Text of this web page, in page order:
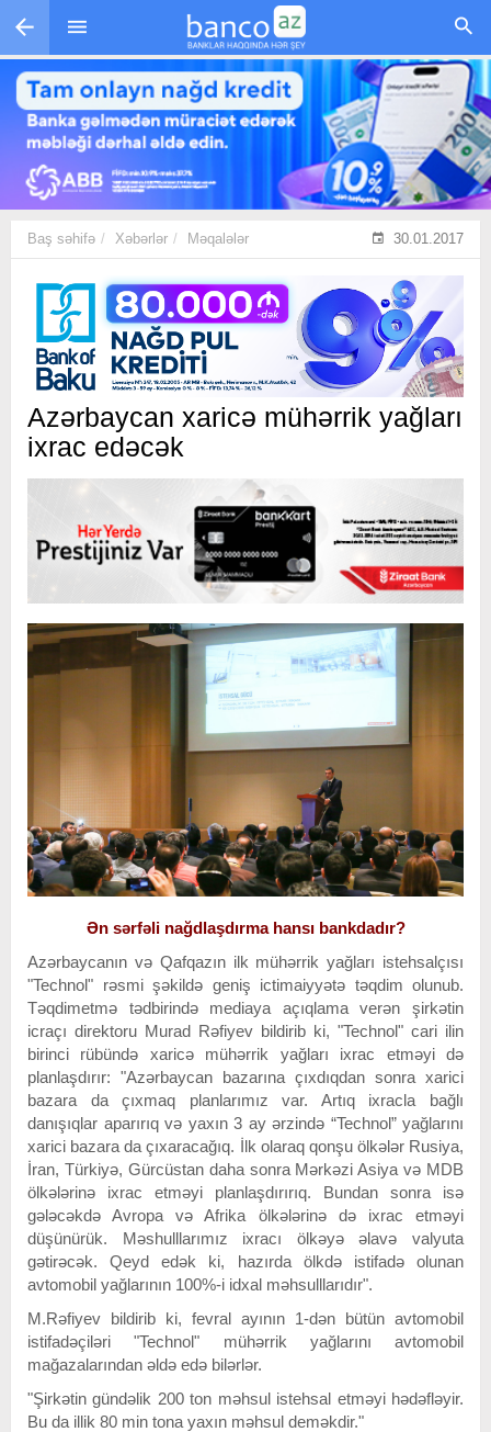
Skip to main content
Baş səhifə Xəbərlər Məqalələr 30.01.2017
Azərbaycan xaricə mühərrik yağları
ixrac edəcək
Ən sərfəli nağdlaşdırma hansı bankdadır?
Azərbaycanın və Qafqazın ilk mühərrik yağları istehsalçısı
"Technol" rəsmi şəkildə geniş ictimaiyyətə təqdim olunub.
Təqdimetmə tədbirində mediaya açıqlama verən şirkətin
icraçı direktoru Murad Rəfiyev bildirib ki, "Technol" cari ilin
birinci rübündə xaricə mühərrik yağları ixrac etməyi də
planlaşdırır: "Azərbaycan bazarına çıxdıqdan sonra xarici
bazara da çıxmaq planlarımız var. Artıq ixracla bağlı
danışıqlar aparırıq və yaxın 3 ay ərzində “Technol” yağlarını
xarici bazara da çıxaracağıq. İlk olaraq qonşu ölkələr Rusiya,
İran, Türkiyə, Gürcüstan daha sonra Mərkəzi Asiya və MDB
ölkələrinə ixrac etməyi planlaşdırırıq. Bundan sonra isə
gələcəkdə Avropa və Afrika ölkələrinə də ixrac etməyi
düşünürük. Məshulllarımız ixracı ölkəyə əlavə valyuta
gətirəcək. Qeyd edək ki, hazırda ölkdə istifadə olunan
avtomobil yağlarının 100%-i idxal məhsulllarıdır".
M.Rəfiyev bildirib ki, fevral ayının 1-dən bütün avtomobil
istifadəçiləri "Technol" mühərrik yağlarını avtomobil
mağazalarından əldə edə bilərlər.
"Şirkətin gündəlik 200 ton məhsul istehsal etməyi hədəfləyir.
Bu da illik 80 min tona yaxın məhsul deməkdir."